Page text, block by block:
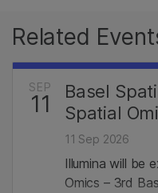
Related
SEP
11
Basel
Spatial
11 Sep 2026
Illumina will be
Omics – 3rd